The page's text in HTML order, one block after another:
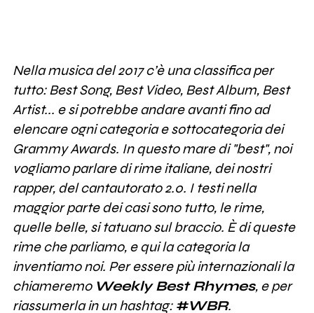
Nella musica del 2017 c’è una classifica per
tutto: Best Song, Best Video, Best Album, Best
Artist... e si potrebbe andare avanti fino ad
elencare ogni categoria e sottocategoria dei
Grammy Awards. In questo mare di "best", noi
vogliamo parlare di rime italiane, dei nostri
rapper, del cantautorato 2.0. I testi nella
maggior parte dei casi sono tutto, le rime,
quelle belle, si tatuano sul braccio. È di queste
rime che parliamo, e qui la categoria la
inventiamo noi. Per essere più internazionali la
chiameremo Weekly Best Rhymes, e per
riassumerla in un hashtag: #WBR.